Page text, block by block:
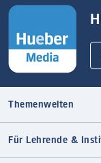
Themenwelten
Für Lehrende &